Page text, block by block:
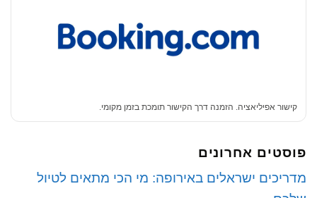
קישור אפיליאציה. הזמנה דרך הקישור תומכת בזמן מקומי.
פוסטים אחרונים
‏מדריכים ישראלים באירופה: מי הכי מתאים לטיול